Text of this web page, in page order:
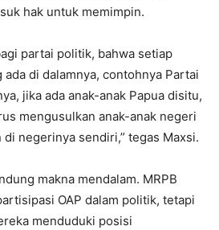
hak untuk memimpin.
partai politik, bahwa setiap
ada di dalamnya, contohnya Partai
jika ada anak-anak Papua disitu,
mengusulkan anak-anak negeri
negerinya sendiri,” tegas Maxsi.
makna mendalam. MRPB
OAP dalam politik, tetapi
menduduki posisi